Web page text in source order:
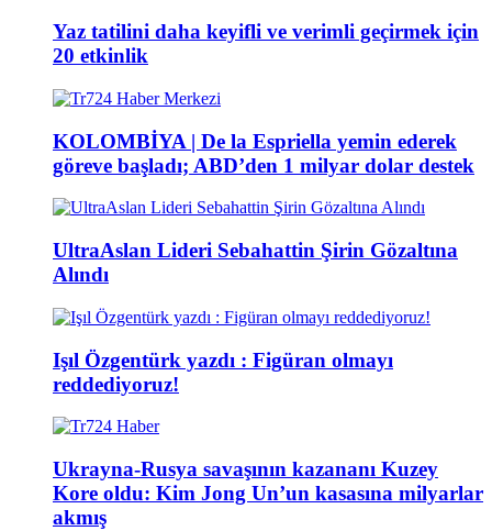
Yaz tatilini daha keyifli ve verimli geçirmek için
20 etkinlik
KOLOMBİYA | De la Espriella yemin ederek
göreve başladı; ABD’den 1 milyar dolar destek
UltraAslan Lideri Sebahattin Şirin Gözaltına
Alındı
Işıl Özgentürk yazdı : Figüran olmayı
reddediyoruz!
Ukrayna-Rusya savaşının kazananı Kuzey
Kore oldu: Kim Jong Un’un kasasına milyarlar
akmış